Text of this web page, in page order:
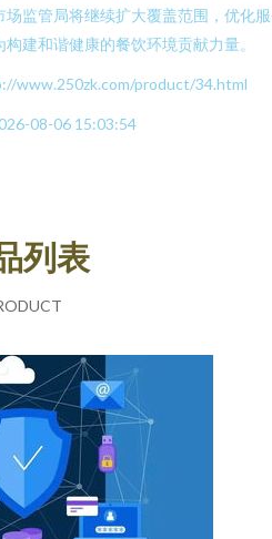
监管局将继续扩大覆盖范围，优化
建和谐健康的餐饮环境贡献力量。
www.250zk.com/product/34.html
08-06 15:03:54
列表